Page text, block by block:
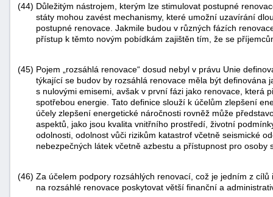
(44) Důležitým nástrojem, kterým lze stimulovat postupné
státy mohou zavést mechanismy, které umožní uzavírání
postupné renovace. Jakmile budou v různých fázích
přístup k těmto novým pobídkám zajištěn tím, že se
(45) Pojem „rozsáhlá renovace“ dosud nebyl v právu Unie
týkající se budov by rozsáhlá renovace měla být definována
s nulovými emisemi, avšak v první fázi jako renovace, která
spotřebou energie. Tato definice slouží k účelům zlepšení
účely zlepšení energetické náročnosti rovněž může
aspektů, jako jsou kvalita vnitřního prostředí, životní
odolnosti, odolnost vůči rizikům katastrof včetně seismické
nebezpečných látek včetně azbestu a přístupnost pro osoby
(46) Za účelem podpory rozsáhlých renovací, což je jedním z cílů
na rozsáhlé renovace poskytovat větší finanční a